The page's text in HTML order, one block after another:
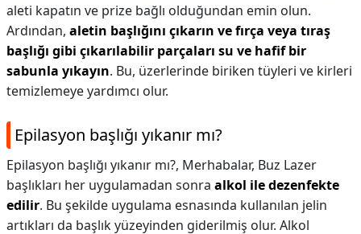
aleti kapatın ve prize bağlı olduğundan emin olun.
Ardından, aletin başlığını çıkarın ve fırça veya tıraş
başlığı gibi çıkarılabilir parçaları su ve hafif bir
sabunla yıkayın. Bu, üzerlerinde biriken tüyleri ve kirleri
temizlemeye yardımcı olur.
Epilasyon başlığı yıkanır mı?
Epilasyon başlığı yıkanır mı?, Merhabalar, Buz Lazer
başlıkları her uygulamadan sonra alkol ile dezenfekte
edilir. Bu şekilde uygulama esnasında kullanılan jelin
artıkları da başlık yüzeyinden giderilmiş olur. Alkol